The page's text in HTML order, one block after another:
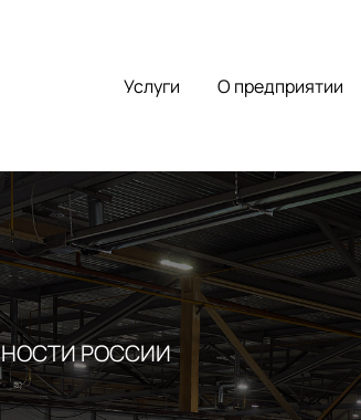
Услуги О предприятии
РОССИИ